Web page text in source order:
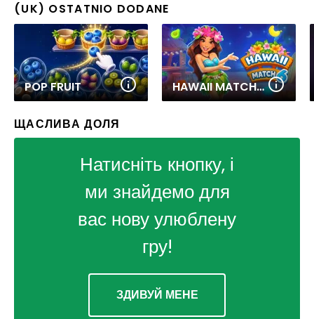
(UK) OSTATNIO DODANE
POP FRUIT HAWAII MATCH 6
ЩАСЛИВА ДОЛЯ
Натисніть кнопку, і
ми знайдемо для
вас нову улюблену
гру!
ЗДИВУЙ МЕНЕ